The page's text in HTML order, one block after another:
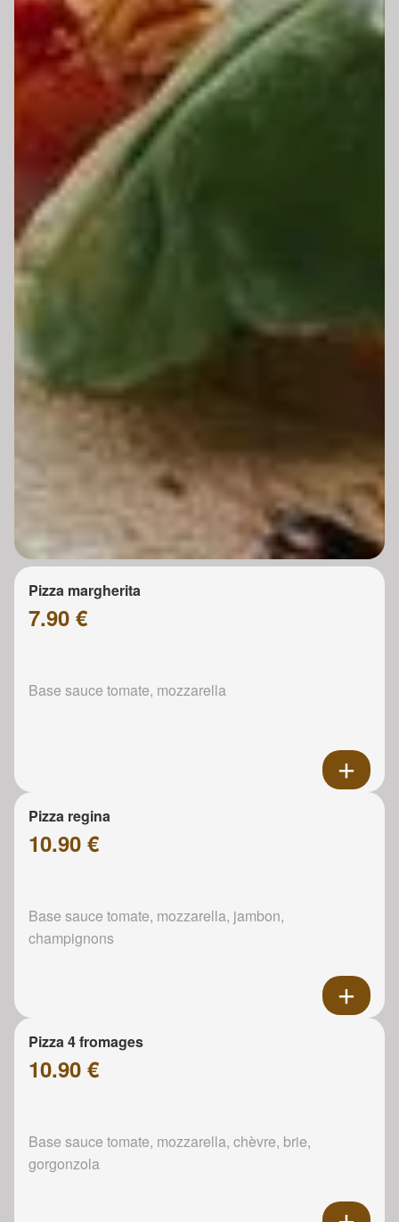
Pizza margherita
7.90 €
Base sauce tomate, mozzarella
Pizza regina
10.90 €
Base sauce tomate, mozzarella, jambon,
champignons
Pizza 4 fromages
10.90 €
Base sauce tomate, mozzarella, chèvre, brie,
gorgonzola